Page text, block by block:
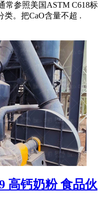
常参照美国ASTM C618标
类。把CaO含量不超 .
高钙奶粉 食品伙